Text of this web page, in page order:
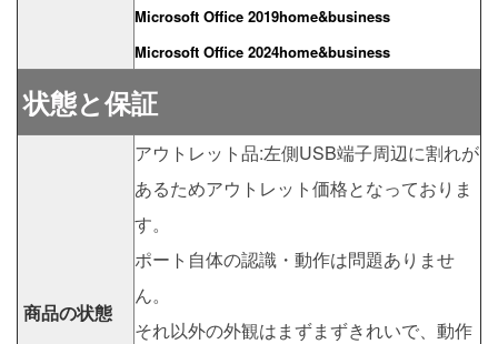
Microsoft Office 2019home&business
Microsoft Office 2024home&business
状態と保証
商品の状態
アウトレット品:左側USB端子周辺に割れが
あるためアウトレット価格となっておりま
す。
ポート自体の認識・動作は問題ありませ
ん。
それ以外の外観はまずまずきれいで、動作